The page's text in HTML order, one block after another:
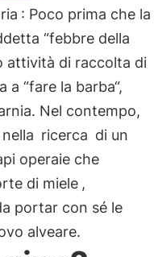
: Poco prima che la
“febbre della
attività di raccolta di
“fare la barba“,
Nel contempo,
ricerca di un
operaie che
di miele ,
portar con sé le
alveare.